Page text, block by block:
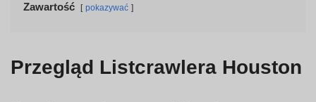
Zawartość pokazywać
Przegląd Listcrawlera Houston